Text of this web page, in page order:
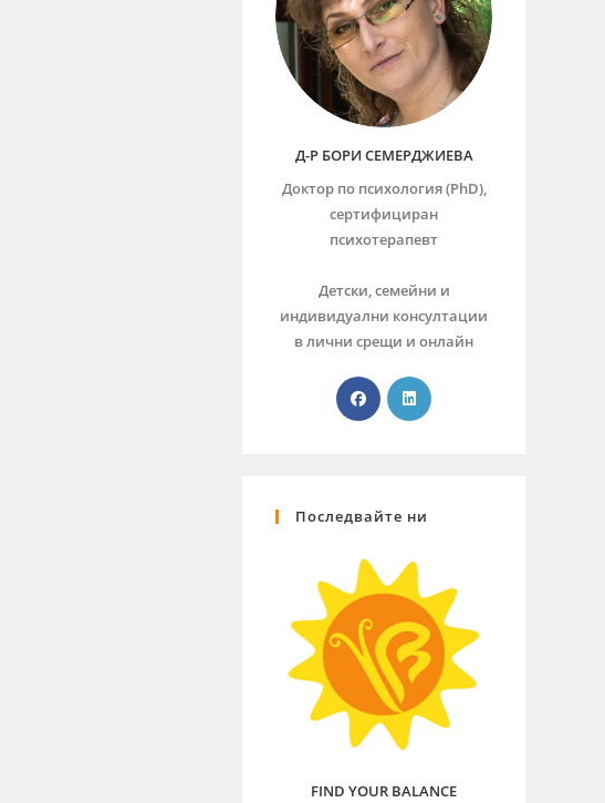
Д-Р БОРИ СЕМЕРДЖИЕВА
Доктор по психология (PhD),
сертифициран
психотерапевт
Детски, семейни и
индивидуални консултации
в лични срещи и онлайн
Последвайте ни
FIND YOUR BALANCE